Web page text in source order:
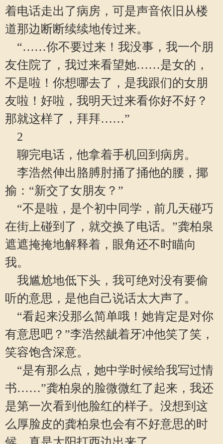
着电话走出了病房，可是声音依旧从楼
道那边断断续续地传过来。
“……你不要过来！我没事，我一个朋
友住院了，我过来看望她……是女的，
不是啦！你想哪去了，是我跟们的女朋
友啦！好啦，我明天过来看你好不好？
那就这样了，拜拜……”
2
聊完电话，他拿着手机回到病房。
李浩然伸出胳膊肘捅了捅他的腰，揶
揄：“新交了女朋友？”
“不是啦，是个初中同学，前几天碰巧
在街上碰到了，就交换了电话。”龚柏泉
遮遮掩掩地解释着，眼角还不时瞄向
我。
我尴尬地低下头，我可绝对没有要偷
听的意思，是他自己说话太大声了。
“看起来没那么简单哦！她肯定是对你
有意思吧？”李浩然龇着牙冲他笑了笑，
笑容饱含深意。
“是有那么点，她中学时候给我写过情
书……”龚柏泉的脸微微红了起来，我还
是第一次看到他脸红的样子。没想到这
么厚脸皮的龚柏泉也会有不好意思的时